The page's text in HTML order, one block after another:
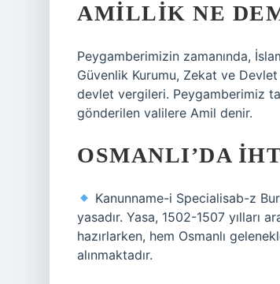
AMILLIK NE
Peygamberimizin zamanında,
Güvenlik Kurumu, Zekat ve
devlet vergileri. Peygamberimiz
gönderilen valilere Amil denir.
OSMANLI’DA
Kanunname-i Specialisab-z
yasadır. Yasa, 1502-1507 yılları
hazırlarken, hem Osmanlı
alınmaktadır.